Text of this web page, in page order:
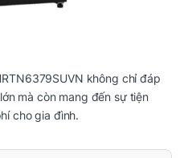
không chỉ đáp
mà còn mang đến sự tiện
cho gia đình.